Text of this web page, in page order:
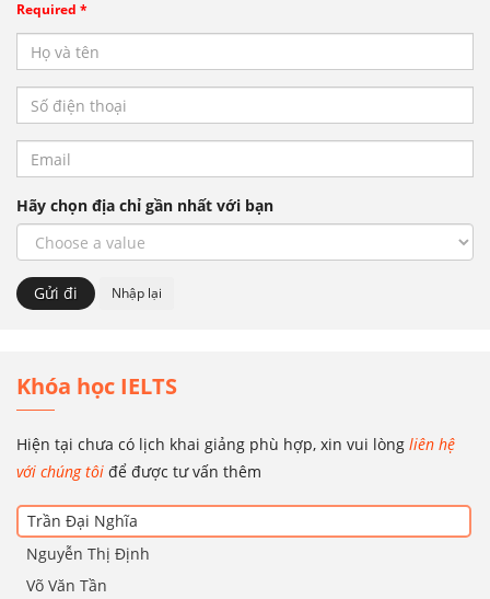
Required *
Hãy chọn địa chỉ gần nhất với bạn
Khóa học IELTS
Hiện tại chưa có lịch khai giảng phù hợp, xin vui lòng liên hệ
với chúng tôi để được tư vấn thêm
Trần Đại Nghĩa
Nguyễn Thị Định
Võ Văn Tần